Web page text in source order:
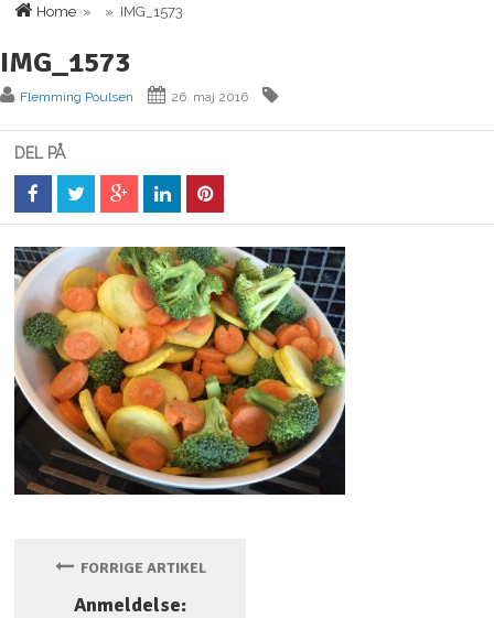
Home » » IMG_1573
IMG_1573
Flemming Poulsen 26. maj 2016
DEL PÅ
FORRIGE ARTIKEL
Anmeldelse: